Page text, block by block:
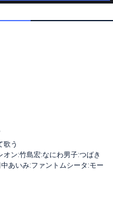
歌う
ン:竹島宏:なにわ男子:つばき
あいみ:ファントムシータ:モー